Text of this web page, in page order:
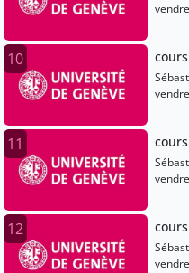
10
11
12